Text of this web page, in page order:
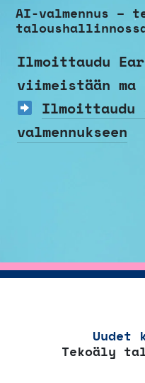
AI-valmennus –
Ilmoittaudu
viimeistään ma
Ilmoittaudu
valmennukseen
Uudet
Tekoäly